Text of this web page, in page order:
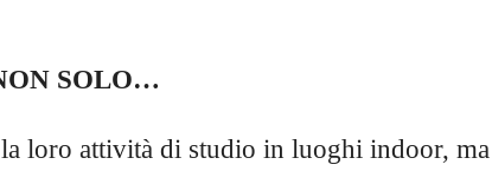
SOLO…
loro attività di studio in luoghi indoor, ma